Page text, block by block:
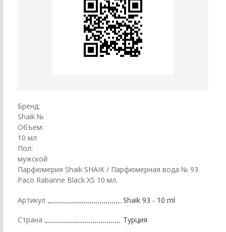
Бренд:
Shaik №
Объем:
10 мл
Пол:
мужской
Парфюмерия Shaik SHAIK / Парфюмерная вода № 93
Paco Rabanne Black XS 10 мл.
Артикул Shaik 93 - 10 ml
Страна Турция